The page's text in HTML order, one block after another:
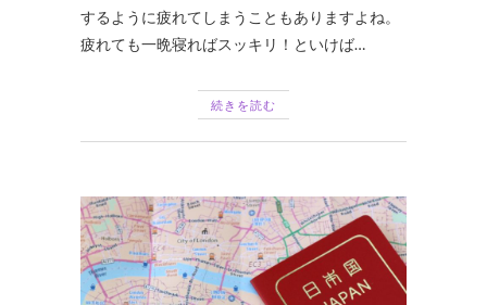
するように疲れてしまうこともありますよね。
疲れても一晩寝ればスッキリ！といけば…
続きを読む